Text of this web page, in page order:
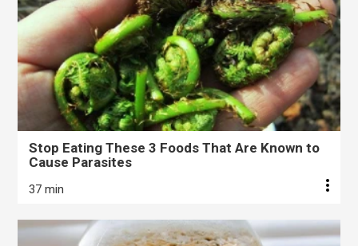
Stop Eating These 3 Foods That Are Known to
Cause Parasites
37 min